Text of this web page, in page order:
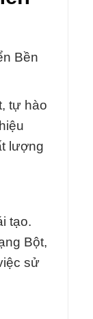
Bền
tự hào
lượng
tạo.
Bột,
sử